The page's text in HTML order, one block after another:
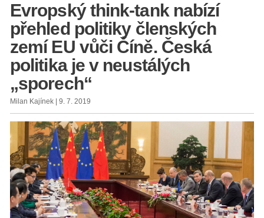
Evropský think-tank nabízí
přehled politiky členských
zemí EU vůči Číně. Česká
politika je v neustálých
„sporech“
Milan Kajínek | 9. 7. 2019